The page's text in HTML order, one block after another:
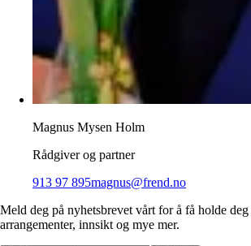
Magnus Mysen Holm
Rådgiver og partner
913 97 895magnus@frend.no
Meld deg på nyhetsbrevet vårt for å få holde
arrangementer, innsikt og mye mer.